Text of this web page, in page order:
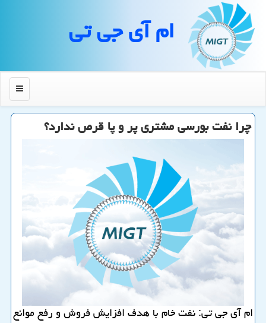
ام آی جی تی
منو
چرا نفت بورسی مشتری پر و پا قرص ندارد؟
ام آی جی تی: نفت خام با هدف افزایش فروش و رفع موانع